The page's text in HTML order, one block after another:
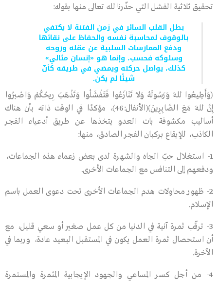
تحقيق ثلاثية الفشل التي حذّرنا ﷲ تعالى منها بقوله:
بطل القلب السائر في زمن الفتنة لا يكتفي
بالوقوف لمحاسبة نفسه والحفاظ على نقائها
ودفع الممارسات السلبية عن عقله وروحه
وسلوكه فحسب، وإنما هو «إنسان مثالي»
كذلك، يواصل حركته ويمضي في طريقه كأنّ
شيئًا لم يكن.
﴿وَأَطِيعُوا ﷲَ وَرَسُولَهُ وَلاَ تَنَازَعُوا فَتَفْشَلُوا وَتَذْهَبَ رِيحُكُمْ وَاصْبِرُوا
إِنَّ ﷲَ مَعَ الصَّابِرِينَ﴾(الأنفال:46)
، مؤكدًا في الوقت ذاته بأن هناك
أساليب مكشوفة بات العدو يتخذها عن طريق أدعياء الفجر
الكاذب، للإيقاع بركبان الفجر الصادق، منها:
1- استغلال حبّ الجاه والشهرة لدى بعض زعماء هذه الجماعات،
ودفعهم إلى التنافس مع الجماعات الأخرى.
2- ظهور محاولات هدم الجماعات الأخرى تحت دعوى العمل باسم
الإسلام.
3- ترقّب ثمرة آنية في الدنيا من كل عمل صغير أو سعي قليل، مع
أن استحصال ثمرة العمل يكون في المستقبل البعيد عادة، وربما في
الآخرة.
4- من أجل كسر المساعي والجهود الإيجابية المثمرة والمستمرة